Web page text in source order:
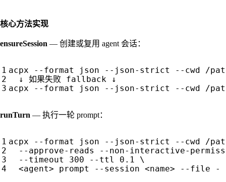
核心方法实现
ensureSession — 创建或复用 agent 会话：
runTurn — 执行一轮 prompt：